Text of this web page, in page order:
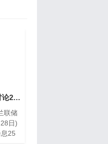
新西兰联储官员称将讨论2月份降息25个基点还是50个基点
联储
日)
25